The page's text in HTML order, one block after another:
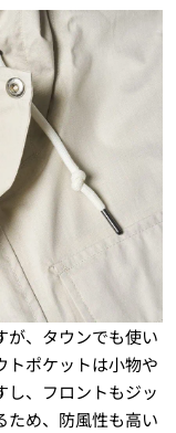
が、タウンでも使い
トポケットは小物や
し、フロントもジッ
ため、防風性も高い